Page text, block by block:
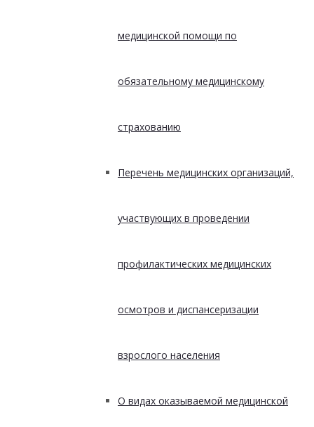
медицинской помощи по
обязательному медицинскому
страхованию
Перечень медицинских организаций,
участвующих в проведении
профилактических медицинских
осмотров и диспансеризации
взрослого населения
О видах оказываемой медицинской